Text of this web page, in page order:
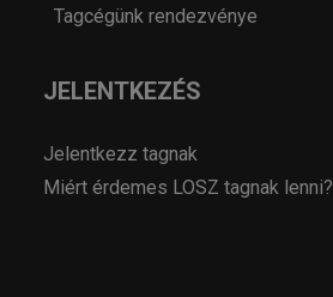
Tagcégünk rendezvénye
JELENTKEZÉS
Jelentkezz tagnak
Miért érdemes LOSZ tagnak lenni?